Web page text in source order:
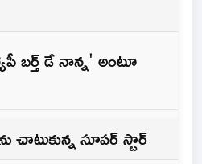
బర్త్ డే నాన్న' అంటూ
చాటుకున్న సూపర్ స్టార్